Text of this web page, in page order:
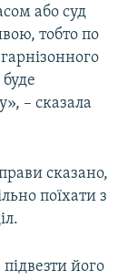
або суд
тобто по
– сказала
сказано,
поїхати з
його